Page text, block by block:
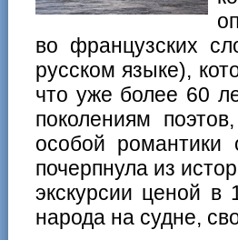
во французских
русском языке),
что уже более 60
поколениям
особой
почерпнула из
экскурсии ценой в
народа на судне,